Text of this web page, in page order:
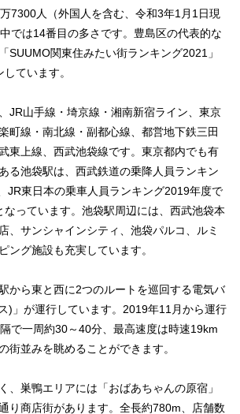
7300人（外国人を含む、令和3年1月1日現
では14番目の多さです。豊島区の代表的な
SUUMO関東住みたい街ランキング2021」
ています。
JR山手線・埼京線・湘南新宿ライン、東京
町線・南北線・副都心線、都営地下鉄三田
東上線、西武池袋線です。東京都内でも有
る池袋駅は、西武鉄道の乗降人員ランキン
JR東日本の乗車人員ランキング2019年度で
なっています。池袋駅周辺には、西武池袋本
、サンシャインシティ、池袋パルコ、ルミ
ング施設も充実しています。
から東と西に2つのルートを巡回する電気バ
)」が運行しています。2019年11月から運行
で一周約30～40分、最高速度は時速19km
街並みを眺めることができます。
、巣鴨エリアには「おばあちゃんの原宿」
り商店街があります。全長約780m、店舗数